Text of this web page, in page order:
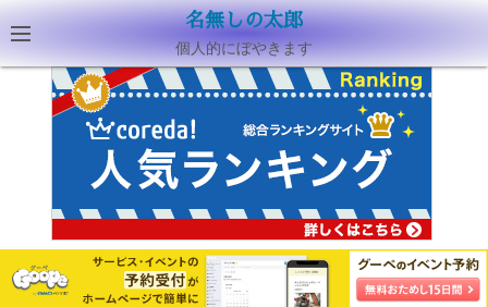
名無しの太郎
個人的にぼやきます